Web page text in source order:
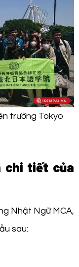
trường Tokyo
chi tiết của
Nhật Ngữ MCA,
sau: